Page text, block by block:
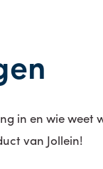
in en wie weet
van Jollein!